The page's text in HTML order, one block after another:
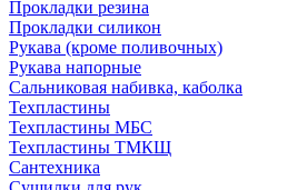
Прокладки резина
Прокладки силикон
Рукава (кроме поливочных)
Рукава напорные
Сальниковая набивка, каболка
Техпластины
Техпластины МБС
Техпластины ТМКЩ
Сантехника